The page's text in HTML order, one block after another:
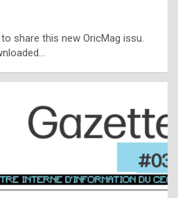
l
t
t
s
t
to share this new OricMag issu.